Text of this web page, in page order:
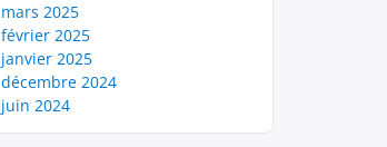
mars 2025
février 2025
janvier 2025
décembre 2024
juin 2024